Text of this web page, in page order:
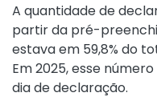
A quantidade de
partir da pré-
estava em 59,8% do
Em 2025, esse
dia de declaração.